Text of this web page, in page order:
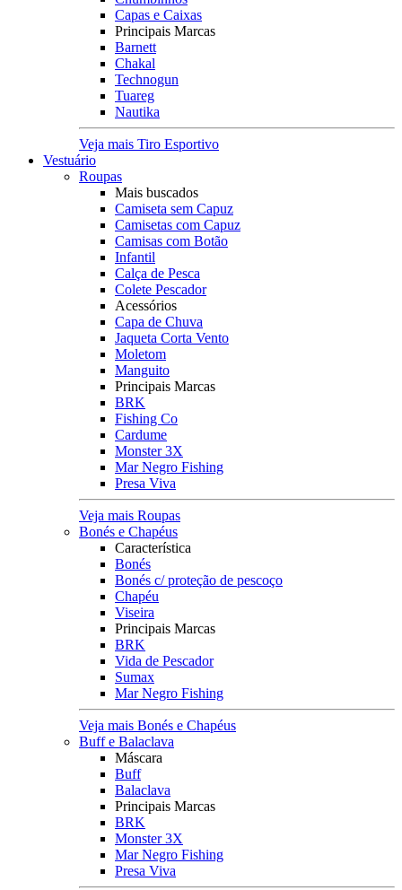
Capas e Caixas
Principais Marcas
Barnett
Chakal
Technogun
Tuareg
Nautika
Veja mais Tiro Esportivo
Vestuário
Roupas
Mais buscados
Camiseta sem Capuz
Camisetas com Capuz
Camisas com Botão
Infantil
Calça de Pesca
Colete Pescador
Acessórios
Capa de Chuva
Jaqueta Corta Vento
Moletom
Manguito
Principais Marcas
BRK
Fishing Co
Cardume
Monster 3X
Mar Negro Fishing
Presa Viva
Veja mais Roupas
Bonés e Chapéus
Característica
Bonés
Bonés c/ proteção de pescoço
Chapéu
Viseira
Principais Marcas
BRK
Vida de Pescador
Sumax
Mar Negro Fishing
Veja mais Bonés e Chapéus
Buff e Balaclava
Máscara
Buff
Balaclava
Principais Marcas
BRK
Monster 3X
Mar Negro Fishing
Presa Viva